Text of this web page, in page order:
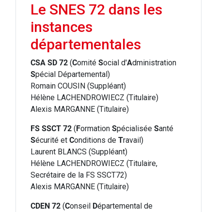
Le SNES 72 dans les
instances
départementales
CSA SD 72 (Comité Social d'Administration
Spécial Départemental)
Romain COUSIN (Suppléant)
Hélène LACHENDROWIECZ (Titulaire)
Alexis MARGANNE (Titulaire)
FS SSCT 72 (Formation Spécialisée Santé
Sécurité et Conditions de Travail)
Laurent BLANCS (Suppléant)
Hélène LACHENDROWIECZ (Titulaire,
Secrétaire de la FS SSCT72)
Alexis MARGANNE (Titulaire)
CDEN 72 (Conseil Départemental de